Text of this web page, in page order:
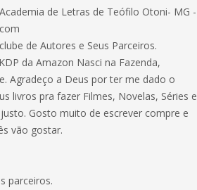
de Letras de Teófilo Otoni- MG -
de Autores e Seus Parceiros.
da Amazon Nasci na Fazenda,
Agradeço a Deus por ter me dado o
livros pra fazer Filmes, Novelas, Séries e
Gosto muito de escrever compre e
vão gostar.
parceiros.